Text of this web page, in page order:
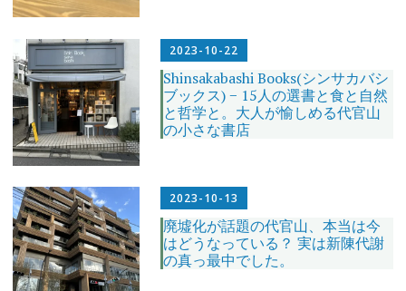
2023-10-22
Shinsakabashi Books(シンサカバシ
ブックス) − 15人の選書と食と自然
と哲学と。大人が愉しめる代官山
の小さな書店
2023-10-13
廃墟化が話題の代官山、本当は今
はどうなっている？ 実は新陳代謝
の真っ最中でした。